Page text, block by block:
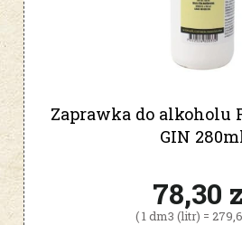
Zaprawka do alkoholu
GIN
78,30
( 1 dm3 (litr) =